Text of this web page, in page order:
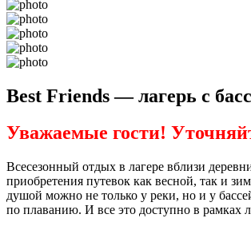
Best Friends — лагерь с
Уважаемые гости!
Всесезонный отдых в лагере вблизи
приобретения путевок как весной, так и
душой можно не только у реки, но и у
по плаванию. И все это доступно в рамках